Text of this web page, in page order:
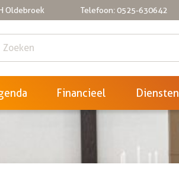
Oldebroek Telefoon: 0525-630642
Financieel Diensten